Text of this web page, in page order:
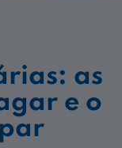
as
e o